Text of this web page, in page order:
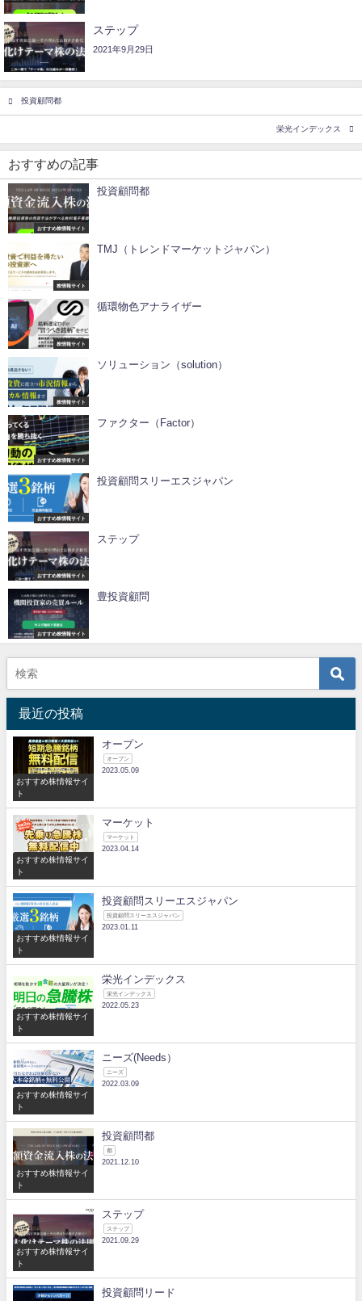
ステップ
2021年9月29日
投資顧問都
栄光インデックス
おすすめの記事
おすすめ株情報サイト
投資顧問都
株情報サイト
TMJ（トレンドマーケットジャパン）
株情報サイト
循環物色アナライザー
株情報サイト
ソリューション（solution）
おすすめ株情報サイト
ファクター（Factor）
おすすめ株情報サイト
投資顧問スリーエスジャパン
おすすめ株情報サイト
ステップ
おすすめ株情報サイト
豊投資顧問
最近の投稿
おすすめ株情報サイ
ト
オープン
オープン
2023.05.09
おすすめ株情報サイ
ト
マーケット
マーケット
2023.04.14
おすすめ株情報サイ
ト
投資顧問スリーエスジャパン
投資顧問スリーエスジャパン
2023.01.11
おすすめ株情報サイ
ト
栄光インデックス
栄光インデックス
2022.05.23
おすすめ株情報サイ
ト
ニーズ(Needs）
ニーズ
2022.03.09
おすすめ株情報サイ
ト
投資顧問都
都
2021.12.10
おすすめ株情報サイ
ト
ステップ
ステップ
2021.09.29
投資顧問リード